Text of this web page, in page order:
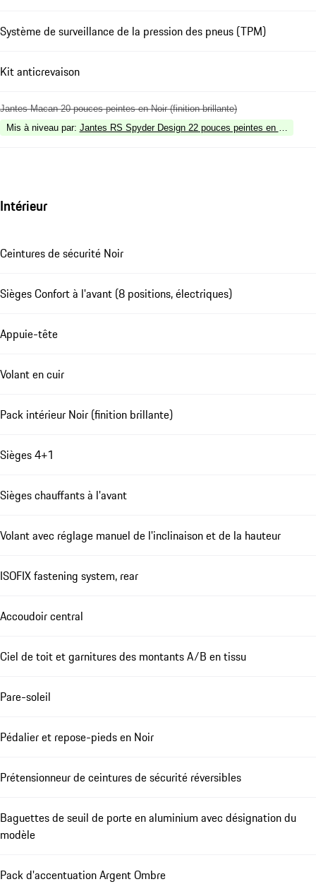
Système de surveillance de la pression des pneus (TPM)
Kit anticrevaison
Jantes Macan 20 pouces peintes en Noir (finition brillante)
Mis à niveau par: Jantes RS Spyder Design 22 pouces peintes en Noir
Intérieur
Ceintures de sécurité Noir
Sièges Confort à l'avant (8 positions, électriques)
Appuie-tête
Volant en cuir
Pack intérieur Noir (finition brillante)
Sièges 4+1
Sièges chauffants à l'avant
Volant avec réglage manuel de l'inclinaison et de la hauteur
ISOFIX fastening system, rear
Accoudoir central
Ciel de toit et garnitures des montants A/B en tissu
Pare-soleil
Pédalier et repose-pieds en Noir
Prétensionneur de ceintures de sécurité réversibles
Baguettes de seuil de porte en aluminium avec désignation du
modèle
Pack d'accentuation Argent Ombre